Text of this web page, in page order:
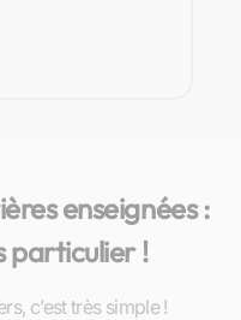
enseignées :
particulier !
c’est très simple !